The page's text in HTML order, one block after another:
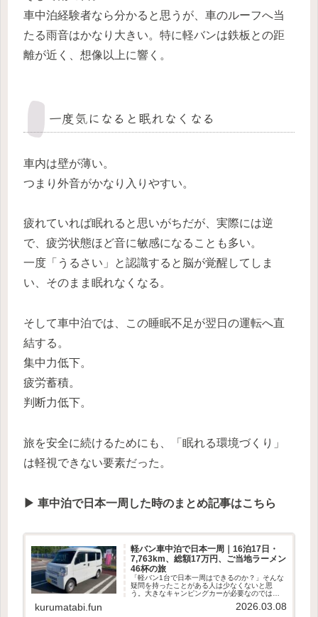
車中泊経験者なら分かると思うが、車のルーフへ当
たる雨音はかなり大きい。特に軽バンは鉄板との距
離が近く、想像以上に響く。
一度気になると眠れなくなる
車内は壁が薄い。
つまり外音がかなり入りやすい。
疲れていれば眠れると思いがちだが、実際には逆
で、疲労状態ほど音に敏感になることも多い。
一度「うるさい」と認識すると脳が覚醒してしま
い、そのまま眠れなくなる。
そして車中泊では、この睡眠不足が翌日の運転へ直
結する。
集中力低下。
疲労蓄積。
判断力低下。
旅を安全に続けるためにも、「眠れる環境づくり」
は軽視できない要素だった。
▶ 車中泊で日本一周した時のまとめ記事はこちら
軽バン車中泊で日本一周｜16泊17日・
7,763km、総額17万円、ご当地ラーメン
46杯の旅
「軽バン1台で日本一周はできるのか？」そんな
疑問を持ったことがある人は少なくないと思
う。大きなキャンピングカーが必要なのではな
のか。私も出発前は同じことを心配していた。
kurumatabi.fun 2026.03.08